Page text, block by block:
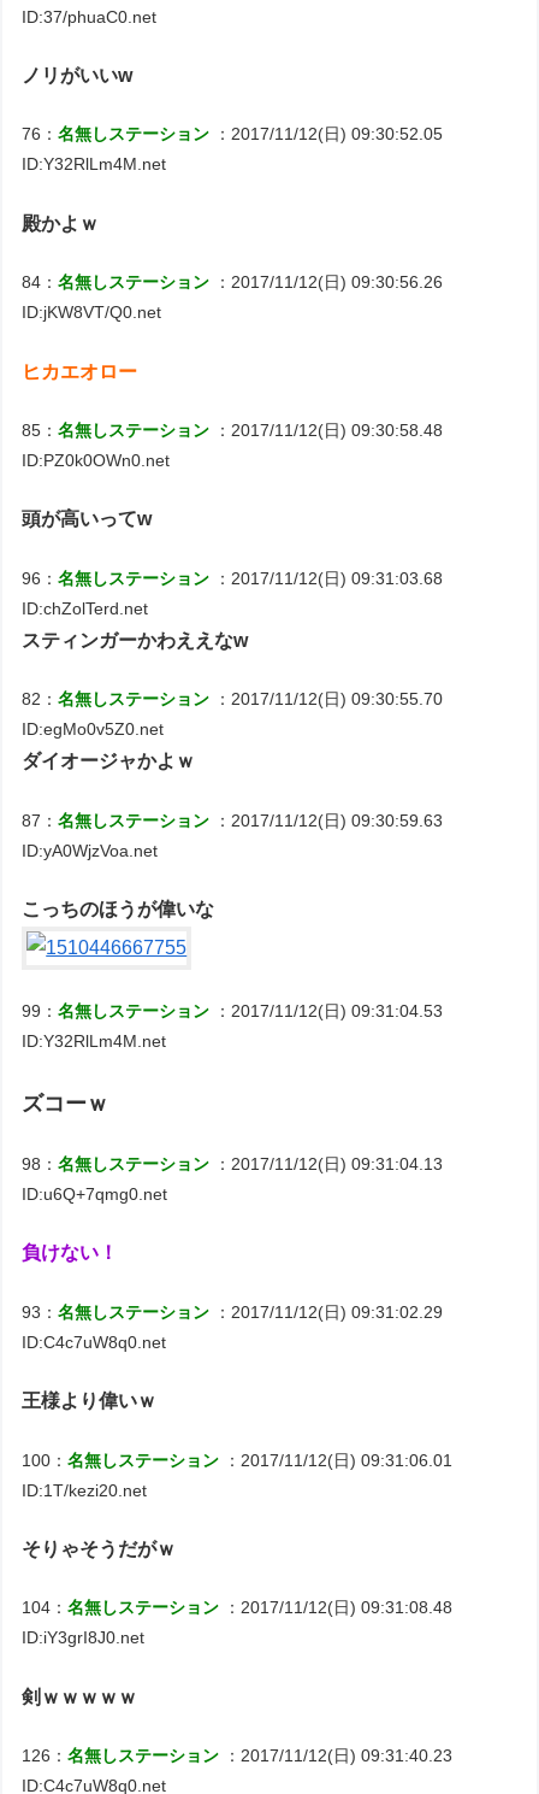
ID:37/phuaC0.net
ノリがいいw
76：名無しステーション
：2017/11/12(日) 09:30:52.05
ID:Y32RlLm4M.net
殿かよｗ
84：名無しステーション
：2017/11/12(日) 09:30:56.26
ID:jKW8VT/Q0.net
ヒカエオロー
85：名無しステーション
：2017/11/12(日) 09:30:58.48
ID:PZ0k0OWn0.net
頭が高いってw
96：名無しステーション
：2017/11/12(日) 09:31:03.68
ID:chZolTerd.net
スティンガーかわええなw
82：名無しステーション
：2017/11/12(日) 09:30:55.70
ID:egMo0v5Z0.net
ダイオージャかよｗ
87：名無しステーション
：2017/11/12(日) 09:30:59.63
ID:yA0WjzVoa.net
こっちのほうが偉いな
99：名無しステーション
：2017/11/12(日) 09:31:04.53
ID:Y32RlLm4M.net
ズコーｗ
98：名無しステーション
：2017/11/12(日) 09:31:04.13
ID:u6Q+7qmg0.net
負けない！
93：名無しステーション
：2017/11/12(日) 09:31:02.29
ID:C4c7uW8q0.net
王様より偉いｗ
100：名無しステーション
：2017/11/12(日) 09:31:06.01
ID:1T/kezi20.net
そりゃそうだがｗ
104：名無しステーション
：2017/11/12(日) 09:31:08.48
ID:iY3grI8J0.net
剣ｗｗｗｗｗ
126：名無しステーション
：2017/11/12(日) 09:31:40.23
ID:C4c7uW8q0.net